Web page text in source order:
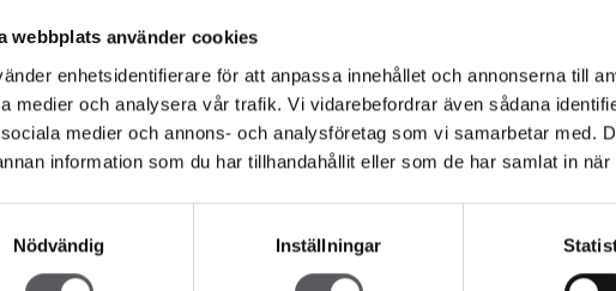
webbplats använder cookies
enhetsidentifierare för att anpassa innehållet och annonserna till
medier och analysera vår trafik. Vi vidarebefordrar även sådana
medier och annons- och analysföretag som vi samarbetar med.
information som du har tillhandahållit eller som de har samlat in
Nödvändig
Inställningar
1-plan
177,8m²